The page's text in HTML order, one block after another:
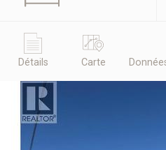
Détails Carte